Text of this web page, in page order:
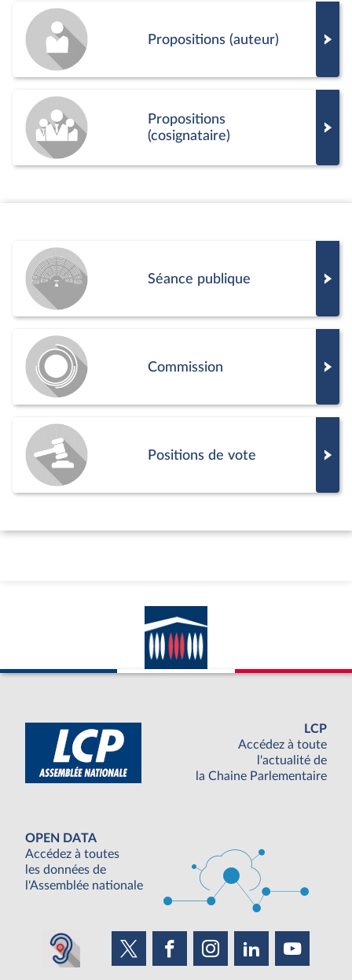
Propositions (auteur)
Propositions
(cosignataire)
Séance publique
Commission
Positions de vote
LCP
Accédez à toute
l'actualité de
la Chaine Parlementaire
OPEN DATA
Accédez à toutes
les données de
l'Assemblée nationale